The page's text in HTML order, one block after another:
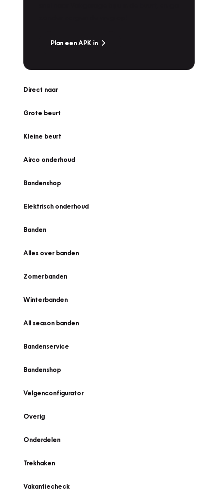
Plan een APK in
Direct naar
Grote beurt
Kleine beurt
Airco onderhoud
Bandenshop
Elektrisch onderhoud
Banden
Alles over banden
Zomerbanden
Winterbanden
All season banden
Bandenservice
Bandenshop
Velgenconfigurator
Overig
Onderdelen
Trekhaken
Vakantiecheck